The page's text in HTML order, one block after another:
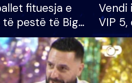
fituesja e
pestë të Big
rrëmben
madh prej 100
Vendi
VIP